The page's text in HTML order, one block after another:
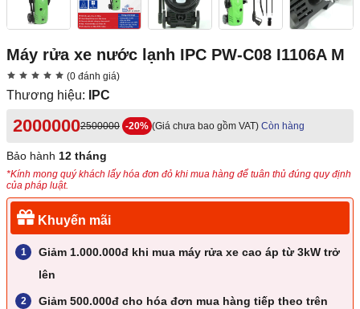
Máy rửa xe nước lạnh IPC PW-C08 I1106A M
(0 đánh giá)
Thương hiệu: IPC
20000002500000 -20% (Giá chưa bao gồm VAT) Còn hàng
Bảo hành 12 tháng
*Kính mong quý khách lấy hóa đơn đỏ khi mua hàng để tuân thủ đúng quy định
của pháp luật.
Khuyến mãi
Giảm 1.000.000đ khi mua máy rửa xe cao áp từ 3kW trở
lên
Giảm 500.000đ cho hóa đơn mua hàng tiếp theo trên